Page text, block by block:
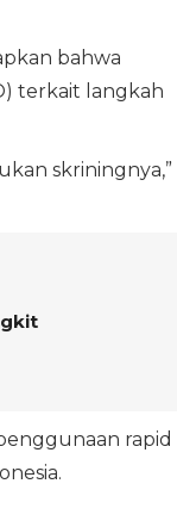
bahwa
terkait langkah
skriningnya,”
rapid